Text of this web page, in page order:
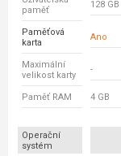
paměť
128 GB
Paměťová
karta
Ano
Maximální
velikost karty
-
Paměť RAM 4 GB
Operační
systém